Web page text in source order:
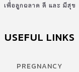
เพื่อลูกฉลาด ดี และ มีสุข
USEFUL LINKS
PREGNANCY